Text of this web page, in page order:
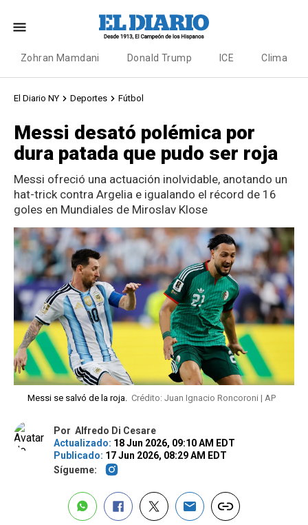
Zohran Mamdani Donald Trump ICE Clima
El Diario NY Deportes Fútbol
Messi desató polémica por
dura patada que pudo ser roja
Messi ofreció una actuación inolvidable, anotando un
hat-trick contra Argelia e igualando el récord de 16
goles en Mundiales de Miroslav Klose
Messi se salvó de la roja. Crédito: Juan Ignacio Roncoroni | AP
Por Alfredo Di Cesare
Actualizado: 18 Jun 2026, 09:10 AM EDT
Publicado: 17 Jun 2026, 08:29 AM EDT
Sígueme: